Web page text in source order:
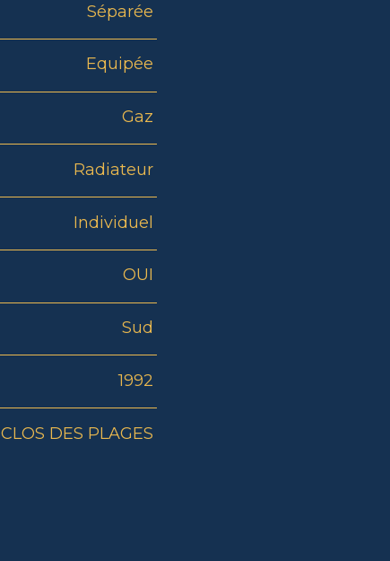
Séparée
Equipée
Gaz
Radiateur
Individuel
OUI
Sud
1992
CLOS DES PLAGES